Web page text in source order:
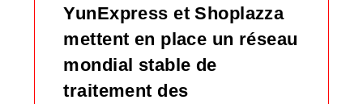
YunExpress et Shoplazza
mettent en place un réseau
mondial stable de
traitement des